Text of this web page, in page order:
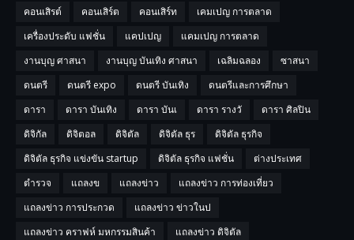
คอนเสิรต์
คอนเสิร์ต คอนเสิร์ท
เคมเปญ การตลาด
เครื่องประดับ แฟชั่น
แคปเปญ
แคมเปญ การตลาด
งานบุญ ศาสนา
งานบุญ บันเทิง ศาสนา เฉลิมฉลอง
ซาสนา
ดนตรี
ดนตรี expo ดนตรี บันเทิง
ดนตรีและการศึกษา
ดารา
ดารา บันเทิง ดารา บันเ ดารา รางวั
ดารา ศิลปิน
ดิจิกัล
ดิจิตอล ดิจิตัล ดิจิตัล ธุร
ดิจิตัล ธุรกิจ
ดิจิตัล ธุรกิจ แข่งขัน startup
ดิจิตัล ธุรกิจ แฟชั่น
ต่างประเทศ
ตำรวจ
แถลงข แถลงข่าว
แถลงข่าว การท่องเที่ยว
แถลงข่าว การประกวด
แถลงข่าว ข่าวในป
แถลงข่าว คราฟห์ มหกรรมสินค้า
แถลงข่าว ดิจิตัล